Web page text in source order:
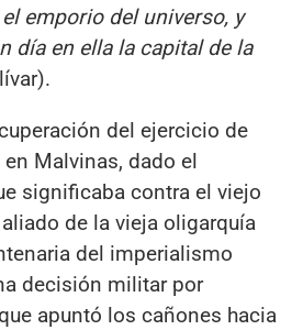
emporio del universo, y
día en ella la capital de la
del ejercicio de
Malvinas, dado el
significaba contra el viejo
de la vieja oligarquía
del imperialismo
decisión militar por
apuntó los cañones hacia